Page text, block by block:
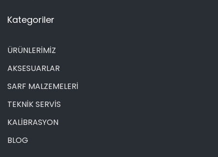
Kategoriler
ÜRÜNLERİMİZ
AKSESUARLAR
SARF MALZEMELERİ
TEKNİK SERVİS
KALİBRASYON
BLOG